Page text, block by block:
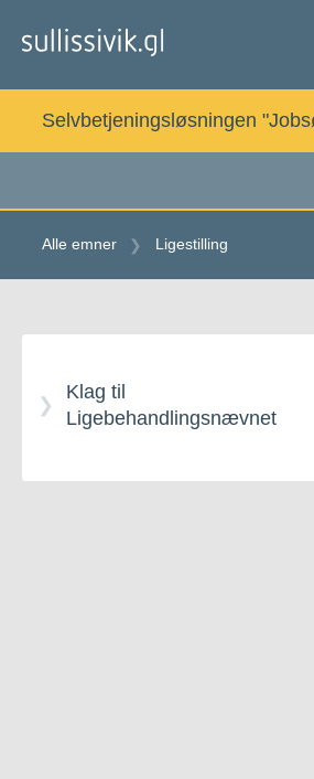
Selvbetjeningsløsningen
Alle emner Ligestilling
indholdetKlag til
Ligebehandlingsnævnet